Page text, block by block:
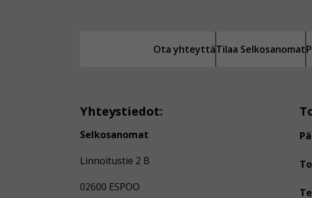
Ota yhteyttäTilaa Selkosanomat
Yhteystiedot:
Selkosanomat
Linnoitustie 2 B
02600 ESPOO